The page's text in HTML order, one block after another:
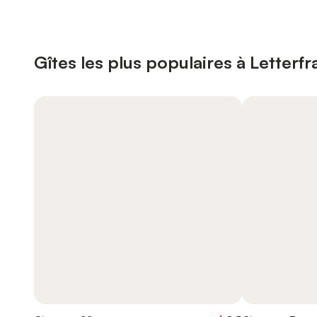
Gîtes les plus populaires à